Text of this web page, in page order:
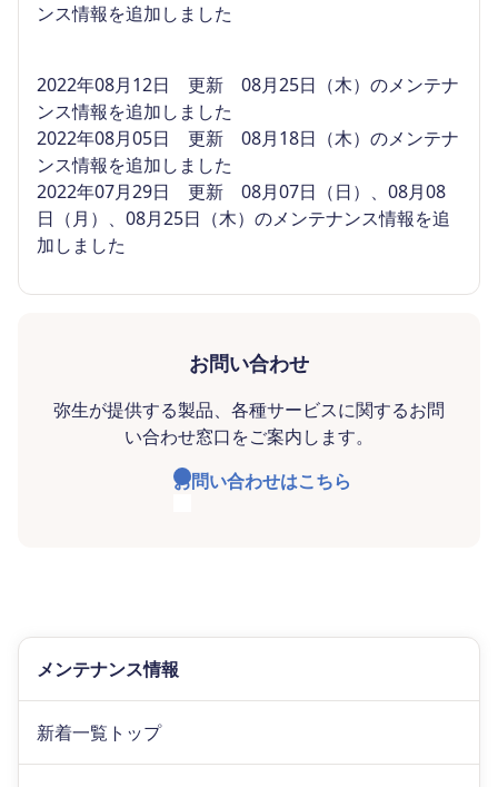
ンス情報を追加しました
2022年08月12日 更新 08月25日（木） のメンテナ
ンス情報を追加しました
2022年08月05日 更新 08月18日（木） のメンテナ
ンス情報を追加しました
2022年07月29日 更新 08月07日（日）、08月08
日（月）、08月25日（木） のメンテナンス情報を追
加しました
お問い合わせ
弥生が提供する製品、各種サービスに関するお問
い合わせ窓口をご案内します。
お問い合わせはこちら
メンテナンス情報
新着一覧トップ